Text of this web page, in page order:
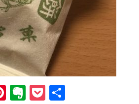
Pinterest
Evernote
Pocket